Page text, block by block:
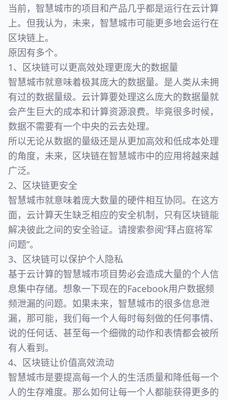
当前，智慧城市的项目和产品几乎都是运行在云计算
上。但我认为，未来，智慧城市可能更多地会运行在
区块链上。
原因有多个。
1、区块链可以更高效处理更庞大的数据量
智慧城市就意味着极其庞大的数据量。是人类从未拥
有过的数据量级。云计算要处理这么庞大的数据量就
会产生巨大的成本和计算资源浪费。毕竟很多时候，
数据不需要有一个中央的云去处理。
所以无论从数据的量级还是从更加高效和低成本处理
的角度，未来，区块链在智慧城市中的应用将越来越
广泛。
2、区块链更安全
智慧城市就意味着庞大数量的硬件相互协同。在这方
面，云计算天生缺乏相应的安全机制，只有区块链能
解决彼此之间的安全验证。请搜索参阅“拜占庭将军
问题”。
3、区块链可以保护个人隐私
基于云计算的智慧城市项目势必会造成大量的个人信
息集中存储。想象一下现在的Facebook用户数据频
频泄漏的问题。如果未来，智慧城市的很多信息泄
漏，那可能，我们每一个人每时每刻做的任何事情、
说的任何话、甚至每一个细微的动作和表情都会被所
有人看到。
4、区块链让价值高效流动
智慧城市是要提高每一个人的生活质量和降低每一个
人的生存难度。那么如何让每一个人都能获得更多的